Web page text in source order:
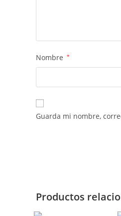
Nombre *
Guarda mi nombre,
Productos